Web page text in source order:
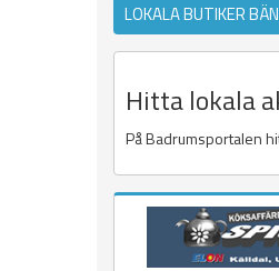
LOKALA BUTIKER
Hitta lokala
På Badrumsportalen